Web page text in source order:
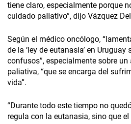
tiene claro, especialmente porque
cuidado paliativo”, dijo Vázquez
Según el médico oncólogo,
de la ‘ley de eutanasia’ en
confusos”, especialmente sobre
paliativa, “que se encarga del
vida”.
“Durante todo este tiempo no
regula con la eutanasia, sino que